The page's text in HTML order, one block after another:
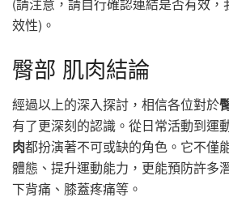
(請注意，請自行確認連結是否有效
效性)。
臀部 肌肉結論
經過以上的深入探討，相信各位對於
有了更深刻的認識。從日常活動到運
肉都扮演著不可或缺的角色。它不僅
體態、提升運動能力，更能預防許多
下背痛、膝蓋疼痛等。